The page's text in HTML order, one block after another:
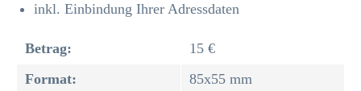
inkl. Einbindung Ihrer Adressdaten
Betrag:
15 €
Format:
85x55 mm